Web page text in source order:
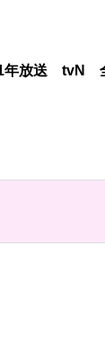
年放送 tvN